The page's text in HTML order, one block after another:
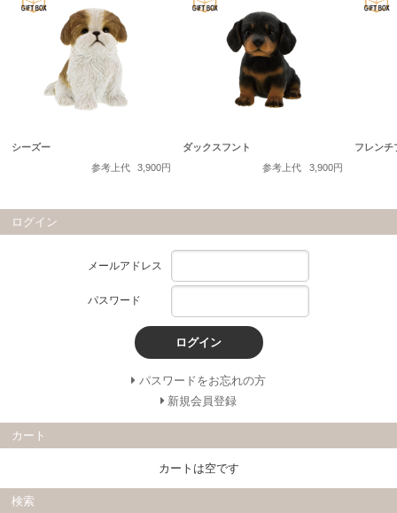
シーズー
参考上代
3,900円
ダックスフント
参考上代
3,900円
フレンチ
ログイン
メールアドレス
パスワード
ログイン
パスワードをお忘れの方
新規会員登録
カート
カートは空です
検索